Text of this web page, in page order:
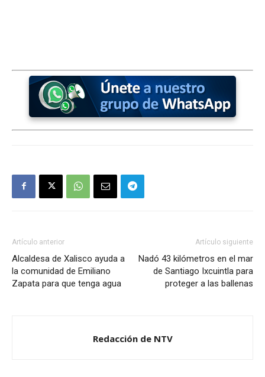
Artículo anterior
Alcaldesa de Xalisco ayuda a
la comunidad de Emiliano
Zapata para que tenga agua
Artículo siguiente
Nadó 43 kilómetros en el mar
de Santiago Ixcuintla para
proteger a las ballenas
Redacción de NTV